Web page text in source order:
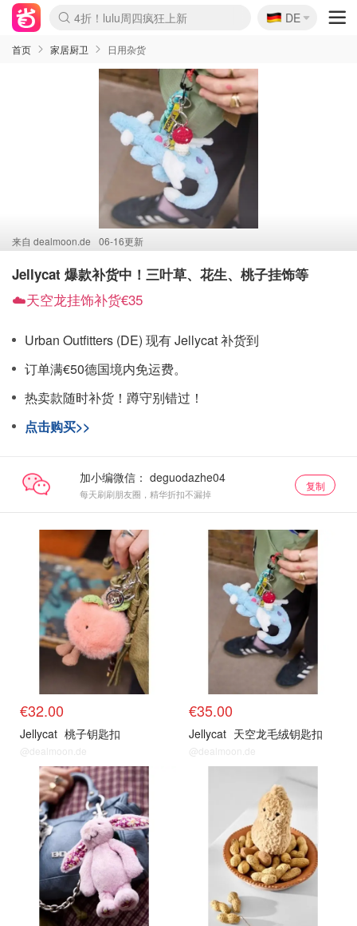
Boticinal 夏促开抢！
4折！lulu周四疯狂上新
还没结束！&OtherStories大促
Joybuy变相75折 随时失效
速领！Stanley独家85折
疑似霸哥！Camper额外叠85折
Zalando 奥莱闪促！每日更新
Moncler反季囤！5折起+叠9折
Coach Brooklyn仅€192
🇩🇪
DE
首页 家居厨卫 日用杂货
来自 dealmoon.de 06-16更新
Jellycat 爆款补货中！三叶草、花生、桃子挂饰等
☁️天空龙挂饰补货€35
Urban Outfitters (DE) 现有 Jellycat 补货到
订单满€50德国境内免运费。
热卖款随时补货！蹲守别错过！
点击购买>>
加小编微信：
每天刷刷朋友圈，精华折扣不漏掉
复制
€32.00
Jellycat 桃子钥匙扣
@dealmoon.de
€35.00
Jellycat 天空龙毛绒钥匙扣
@dealmoon.de